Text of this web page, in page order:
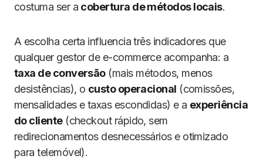
costuma ser a cobertura de métodos locais.
A escolha certa influencia três indicadores que
qualquer gestor de e-commerce acompanha: a
taxa de conversão(mais métodos, menos
desistências), o custo operacional (comissões,
mensalidades e taxas escondidas) e a experiência
do cliente(checkout rápido, sem
redirecionamentos desnecessários e otimizado
para telemóvel).